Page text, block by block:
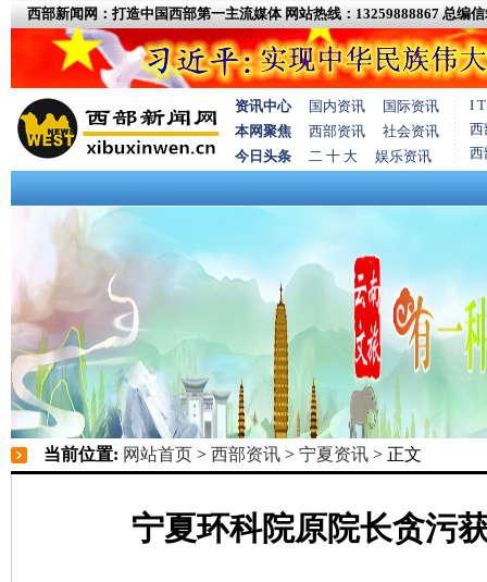
西部新闻网：打造中国西部第一主流媒体 网站热线：13259888867 总编信
资讯中心 国内资讯
国际资讯
本网聚焦
西部资讯
社会资讯
今日头条
二 十 大 娱乐资讯
I
西
西
当前位置: 网站首页 > 西部资讯 > 宁夏资讯 > 正文
宁夏环科院原院长贪污